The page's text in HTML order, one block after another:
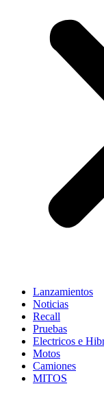
Lanzamientos
Noticias
Recall
Pruebas
Electricos e
Motos
Camiones
MITOS